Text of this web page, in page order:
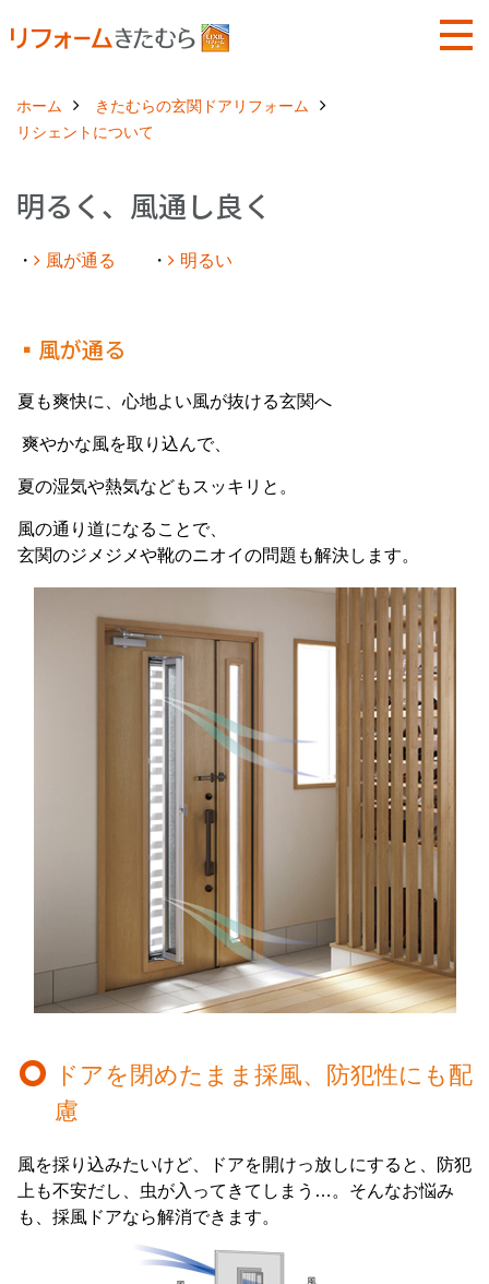
ホーム
きたむらの玄関ドアリフォーム
リシェントについて
明るく、風通し良く
・ 風が通る ・ 明るい
▪風が通る
夏も爽快に、心地よい風が抜ける玄関へ
爽やかな風を取り込んで、
夏の湿気や熱気などもスッキリと。
風の通り道になることで、
玄関のジメジメや靴のニオイの問題も解決します。
ドアを閉めたまま採風、防犯性にも配
慮
風を採り込みたいけど、ドアを開けっ放しにすると、防犯
上も不安だし、虫が入ってきてしまう…。そんなお悩み
も、採風ドアなら解消できます。